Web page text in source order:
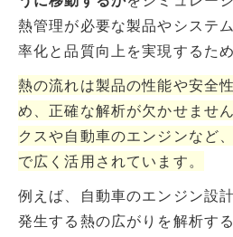
熱管理が必要な製品やシステ
率化と品質向上を実現するた
熱の流れは製品の性能や安全
め、正確な解析が欠かせませ
クスや自動車のエンジンなど
で広く活用されています。
例えば、自動車のエンジン設
発生する熱の広がりを解析す